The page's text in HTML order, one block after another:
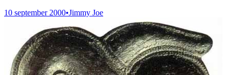
10 september 2000•Jimmy Joe